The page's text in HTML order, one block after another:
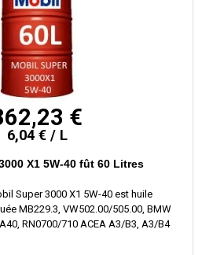
€
6,04 € / L
X1 5W-40 fût 60 Litres
Super 3000 X1 5W-40 est huile
MB229.3, VW502.00/505.00, BMW
RN0700/710 ACEA A3/B3, A3/B4